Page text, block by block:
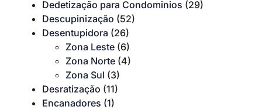
Dedetização para Condominios (29)
Descupinização (52)
Desentupidora (26)
Zona Leste (6)
Zona Norte (4)
Zona Sul (3)
Desratização (11)
Encanadores (1)